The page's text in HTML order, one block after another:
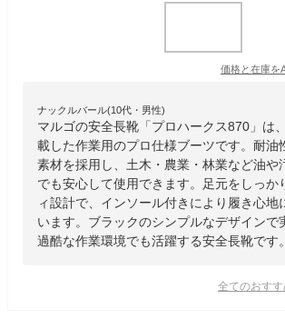
価格と在庫を
ナックルバール(10代・男性)
マルゴの安全長靴「プロハークス870」は
載した作業用のプロ仕様ブーツです。耐油
素材を採用し、土木・農業・林業など油や
でも安心して使用できます。足元をしっか
ィ設計で、インソール付きにより履き心地
います。ブラックのシンプルなデザインで
過酷な作業環境でも活躍する安全長靴です。
全てのおすす